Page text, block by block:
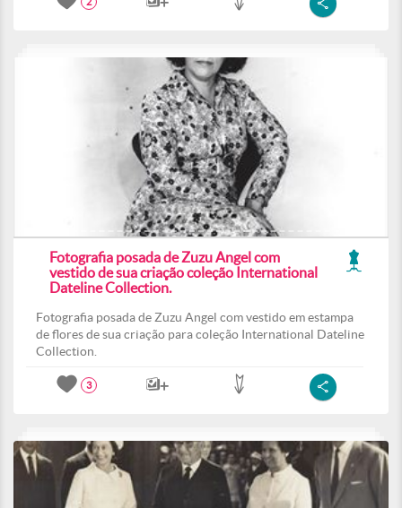
Fotografia posada de Zuzu Angel com
vestido de sua criação coleção International
Dateline Collection.
Fotografia posada de Zuzu Angel com vestido em estampa
de flores de sua criação para coleção International Dateline
Collection.
3